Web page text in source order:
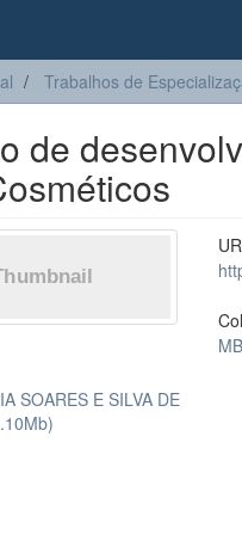
Trabalhos de
de
SOARES E SILVA DE